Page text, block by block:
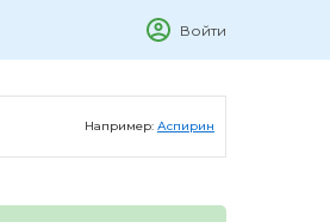
Войти
Например: Аспирин